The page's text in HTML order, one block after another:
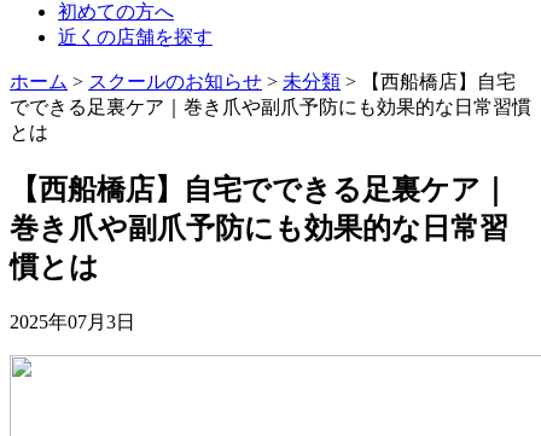
初めての方へ
近くの店舗を探す
ホーム > スクールのお知らせ > 未分類 >
【西船橋店】自宅
でできる足裏ケア｜巻き爪や副爪予防にも効果的な日常習慣
とは
【西船橋店】自宅でできる足裏ケア｜
巻き爪や副爪予防にも効果的な日常習
慣とは
2025年07月3日